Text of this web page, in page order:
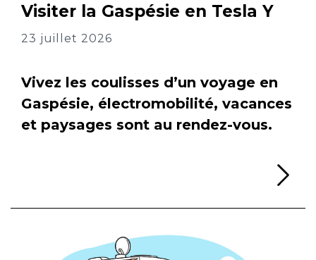
Visiter la Gaspésie en Tesla Y
23 juillet 2026
Vivez les coulisses d’un voyage en
Gaspésie, électromobilité, vacances
et paysages sont au rendez-vous.